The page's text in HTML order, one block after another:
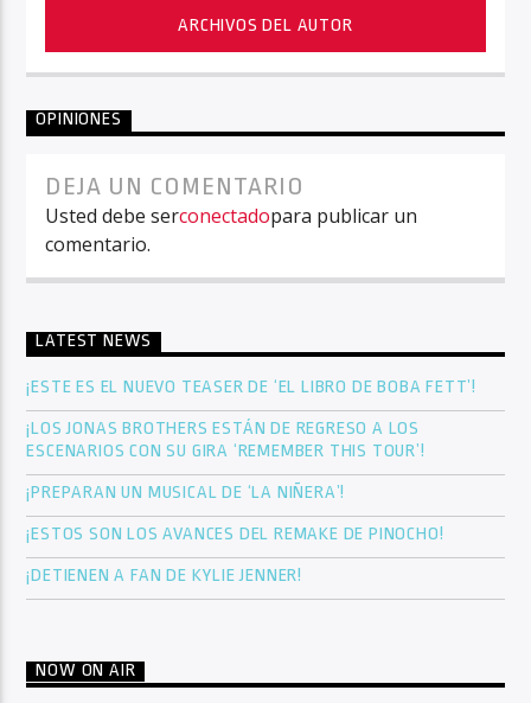
ARCHIVOS DEL AUTOR
OPINIONES
DEJA UN COMENTARIO
Usted debe serconectadopara publicar un
comentario.
LATEST NEWS
¡ESTE ES EL NUEVO TEASER DE ‘EL LIBRO DE BOBA FETT’!
¡LOS JONAS BROTHERS ESTÁN DE REGRESO A LOS
ESCENARIOS CON SU GIRA ‘REMEMBER THIS TOUR’!
¡PREPARAN UN MUSICAL DE ‘LA NIÑERA’!
¡ESTOS SON LOS AVANCES DEL REMAKE DE PINOCHO!
¡DETIENEN A FAN DE KYLIE JENNER!
NOW ON AIR